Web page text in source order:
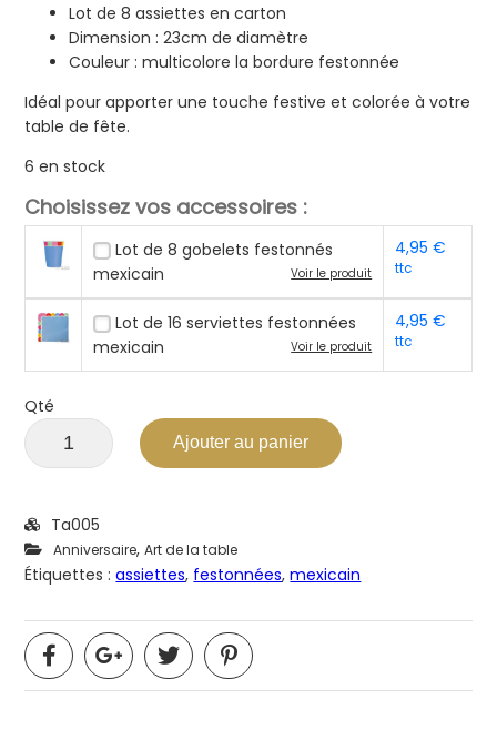
Lot de 8 assiettes en carton
Dimension : 23cm de diamètre
Couleur : multicolore la bordure festonnée
Idéal pour apporter une touche festive et colorée à votre
table de fête.
6 en stock
Choisissez vos accessoires :
Lot de 8 gobelets festonnés
mexicain
Voir le produit
4,95€
ttc
Lot de 16 serviettes festonnées
mexicain
Voir le produit
4,95€
ttc
Qté
Ajouter au panier
Ta005
Anniversaire,Art de la table
Étiquettes :assiettes, festonnées,mexicain